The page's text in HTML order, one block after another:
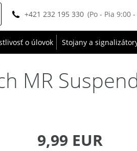
+421 232 195 330 (Po - Pia 9:00
o úlovok Stojany a
MR
9,99 EUR